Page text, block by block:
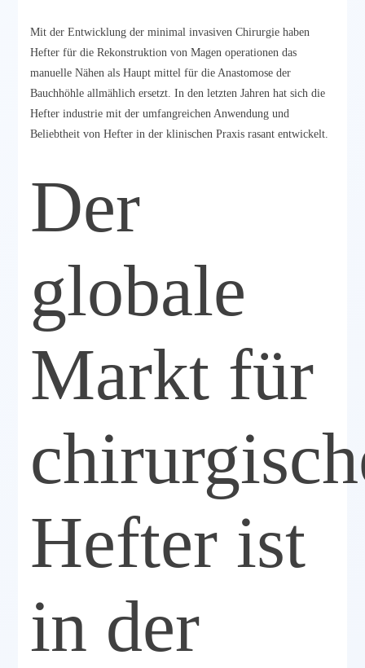
Mit der Entwicklung der minimal invasiven Chirurgie haben
Hefter für die Rekonstruktion von Magen operationen das
manuelle Nähen als Haupt mittel für die Anastomose der
Bauchhöhle allmählich ersetzt. In den letzten Jahren hat sich die
Hefter industrie mit der umfangreichen Anwendung und
Beliebtheit von Hefter in der klinischen Praxis rasant entwickelt.
Der
globale
Markt für
Hefter ist
in der